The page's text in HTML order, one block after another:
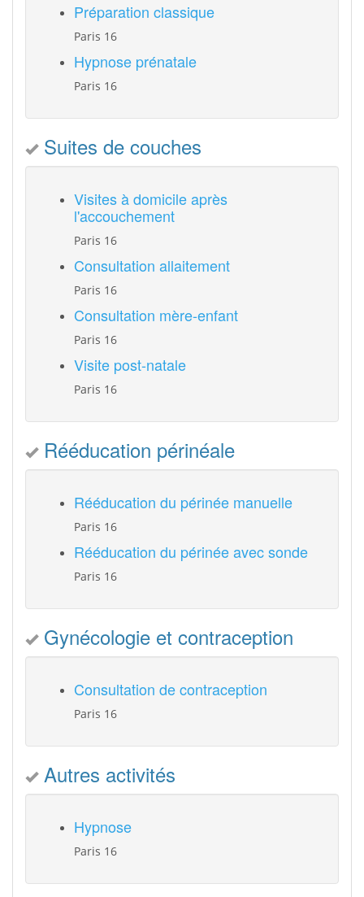
Préparation classique
Paris 16
Hypnose prénatale
Paris 16
Suites de couches
Visites à domicile après
l'accouchement
Paris 16
Consultation allaitement
Paris 16
Consultation mère-enfant
Paris 16
Visite post-natale
Paris 16
Rééducation périnéale
Rééducation du périnée manuelle
Paris 16
Rééducation du périnée avec sonde
Paris 16
Gynécologie et contraception
Consultation de contraception
Paris 16
Autres activités
Hypnose
Paris 16